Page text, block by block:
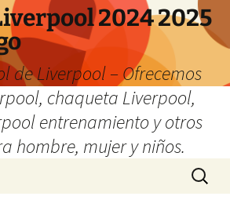
2024 2025
de Liverpool – Ofrecemos
chaqueta Liverpool,
entrenamiento y otros
hombre, mujer y niños.
Buscar: